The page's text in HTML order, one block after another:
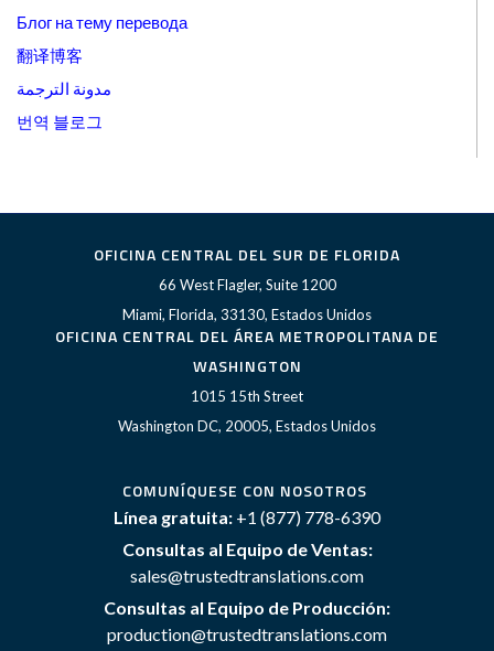
Блог на тему перевода
翻译博客
مدونة الترجمة
번역 블로그
OFICINA CENTRAL DEL SUR DE FLORIDA
66 West Flagler, Suite 1200
Miami, Florida, 33130, Estados Unidos
OFICINA CENTRAL DEL ÁREA METROPOLITANA DE
WASHINGTON
1015 15th Street
Washington DC, 20005, Estados Unidos
COMUNÍQUESE CON NOSOTROS
Línea gratuita: +1 (877) 778-6390
Consultas al Equipo de Ventas:
sales@trustedtranslations.com
Consultas al Equipo de Producción:
production@trustedtranslations.com